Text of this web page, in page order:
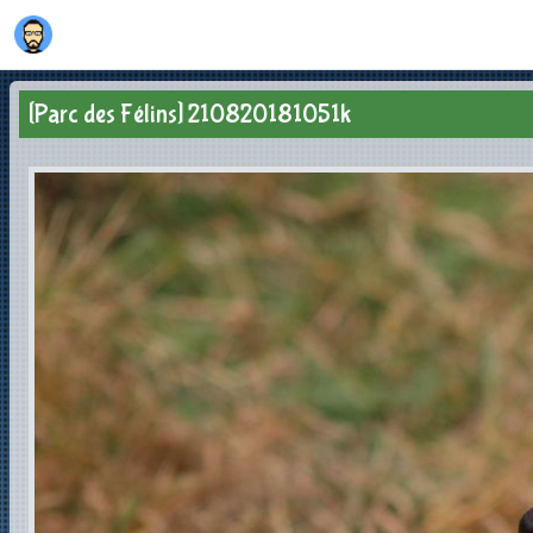
[Parc des Félins] 210820181051k